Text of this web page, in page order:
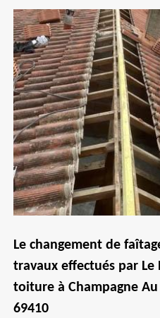
Le changement de
travaux effectués par Le
toiture à Champagne
69410